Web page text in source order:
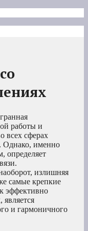
работы и
всех сферах
Однако, именно
определяет
излишняя
самые крепкие
эффективно
является
и гармоничного